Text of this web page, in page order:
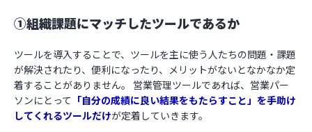
①組織課題にマッチしたツールであるか
ツールを導入することで、ツールを主に使う人たちの問題・課題
が解決されたり、便利になったり、メリットがないとなかなか定
着することがありません。 営業管理ツールであれば、営業パー
ソンにとって 「自分の成績に良い結果をもたらすこと」を手助け
してくれるツールだけが定着していきます。